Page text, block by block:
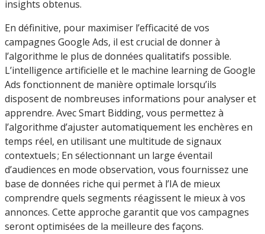
insights obtenus.
En définitive, pour maximiser l’efficacité de vos
campagnes Google Ads, il est crucial de donner à
l’algorithme le plus de données qualitatifs possible.
L’intelligence artificielle et le machine learning de Google
Ads fonctionnent de manière optimale lorsqu’ils
disposent de nombreuses informations pour analyser et
apprendre. Avec Smart Bidding, vous permettez à
l’algorithme d’ajuster automatiquement les enchères en
temps réel, en utilisant une multitude de signaux
contextuels ; En sélectionnant un large éventail
d’audiences en mode observation, vous fournissez une
base de données riche qui permet à l’IA de mieux
comprendre quels segments réagissent le mieux à vos
annonces. Cette approche garantit que vos campagnes
seront optimisées de la meilleure des façons.